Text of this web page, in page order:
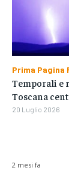
2 mesi fa
Prima Pagina
Temporali e
Toscana
20 Luglio 2026